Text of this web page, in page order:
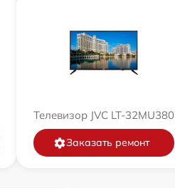
Телевизор JVC LT-32MU380
Заказать ремонт